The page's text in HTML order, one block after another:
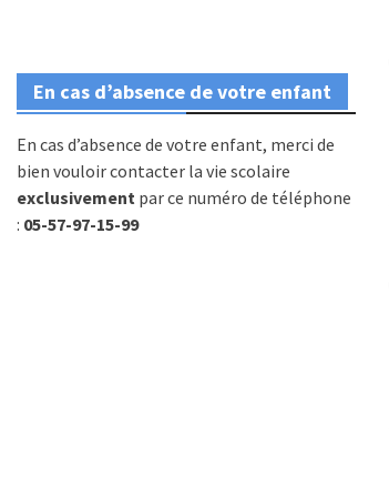
En cas d’absence de votre enfant
En cas d’absence de votre enfant, merci de
bien vouloir contacter la vie scolaire
exclusivement par ce numéro de téléphone
: 05-57-97-15-99